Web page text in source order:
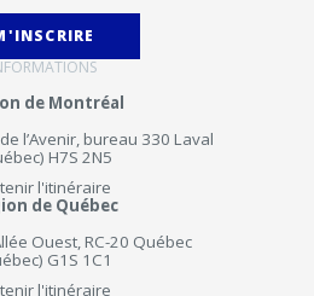
de Montréal
l’Avenir, bureau 330 Laval
H7S 2N5
l'itinéraire
de Québec
Ouest, RC-20 Québec
G1S 1C1
l'itinéraire